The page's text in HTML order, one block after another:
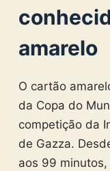
amarelo
O cartão
da Copa do
competição da
de Gazza.
aos 99